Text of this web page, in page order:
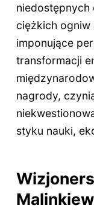
ciężkich
imponujące
transformacji
nagrody,
styku nauki,